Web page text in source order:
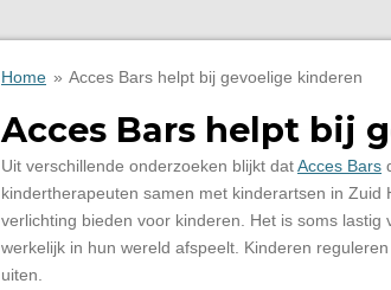
Home » Acces Bars helpt bij gevoelige kinderen
Acces Bars helpt bij
Uit verschillende onderzoeken blijkt datAcces Bars
kindertherapeuten samen met kinderartsen in
verlichting bieden voor kinderen. Het is soms
werkelijk in hun wereld afspeelt. Kinderen
uiten.